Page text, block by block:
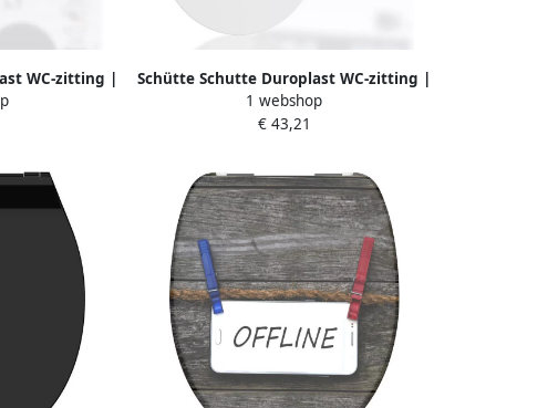
WC-zitting |
afneembaar
Schütte Schutte Duroplast WC-zitting |
Wit | Met valrem en afneembaar 82630
1 webshop
€ 43,21